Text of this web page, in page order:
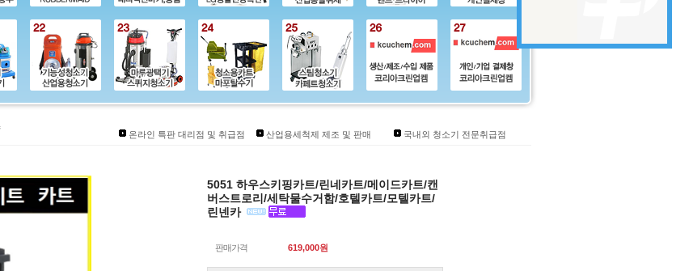
온라인 특판 대리점 및 취급점 산업용세척제 제조 및 판매 국내외 청소기 전문취급점
5051 하우스키핑카트/린네카트/메이드카트/캔
버스트로리/세탁물수거함/호텔카트/모텔카트/
린넨카
판매가격 619,000원